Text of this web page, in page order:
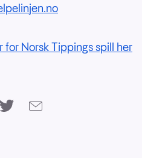
for Norsk Tippings spill her